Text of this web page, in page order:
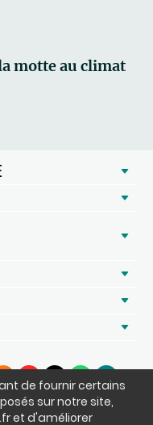
de fournir certains
sur notre site,
et d'améliorer
motte au climat
YouTube
X WhatsAppPodcasts